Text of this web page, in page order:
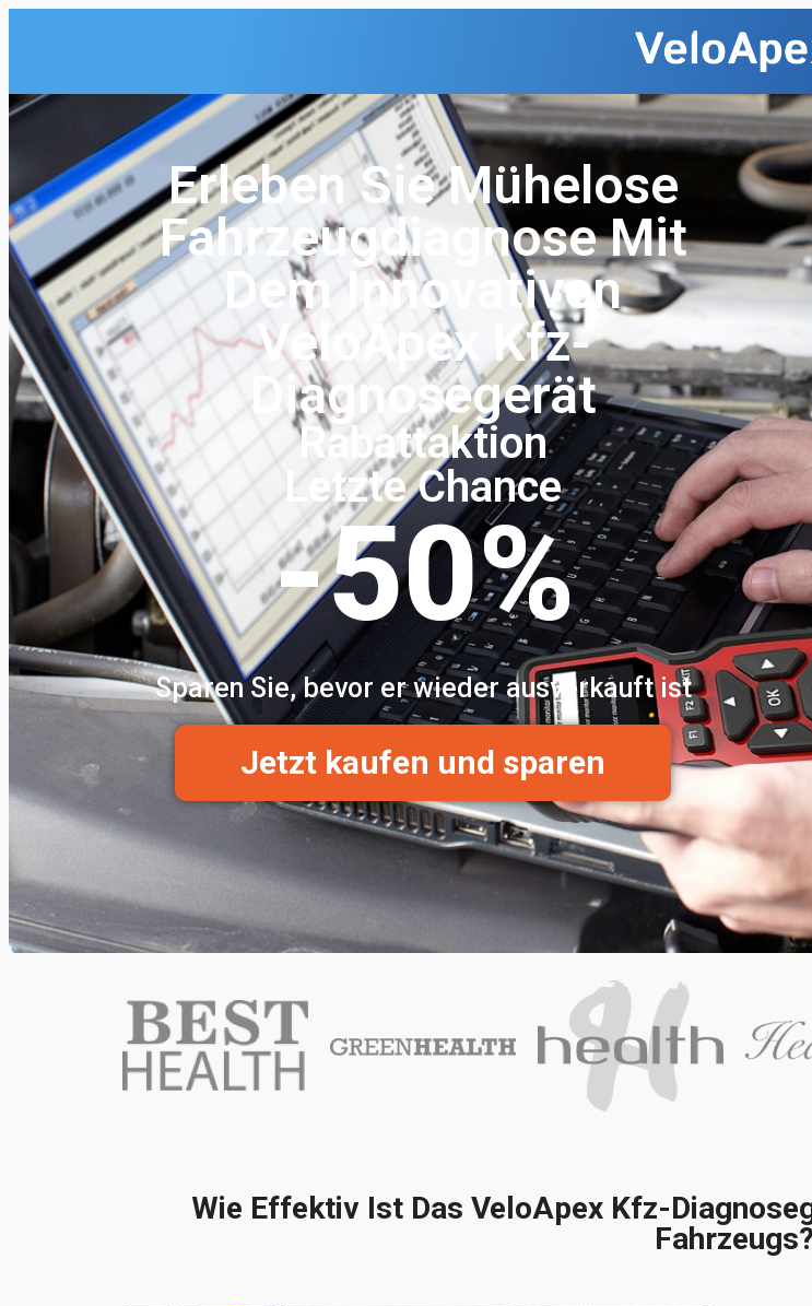
Erleben Sie Mühelose
Fahrzeugdiagnose Mit
Dem Innovativen
VeloApex Kfz-
Diagnosegerät
Rabattaktion
Letzte Chance
-50%
Sparen Sie, bevor er wieder ausverkauft ist
Jetzt kaufen und sparen
Wie Effektiv Ist Das VeloApex Kfz-
Fahrzeugs?